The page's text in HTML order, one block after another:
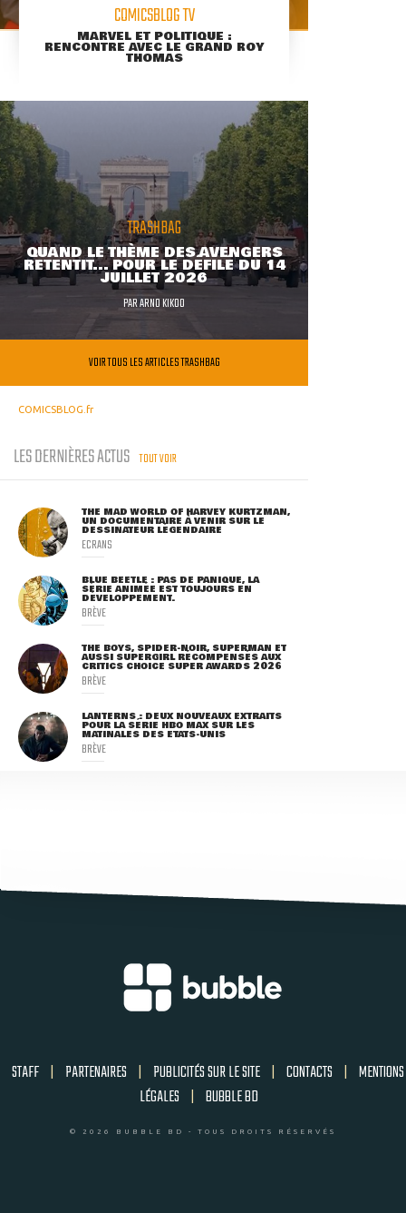
COMICSBLOG TV
MARVEL ET POLITIQUE :
RENCONTRE AVEC LE GRAND ROY
THOMAS
TRASHBAG
QUAND LE THÈME DES AVENGERS
RETENTIT... POUR LE DÉFILÉ DU 14
JUILLET 2026
PARARNO KIKOO
VOIR TOUS LES ARTICLES TRASHBAG
COMICSBLOG.fr
LES DERNIÈRES ACTUS TOUT VOIR
THE MAD WORLD OF HARVEY KURTZMAN,
UN DOCUMENTAIRE À VENIR SUR LE
DESSINATEUR LÉGENDAIRE
ECRANS
BLUE BEETLE : PAS DE PANIQUE, LA
SÉRIE ANIMÉE EST TOUJOURS EN
DÉVELOPPEMENT.
BRÈVE
THE BOYS, SPIDER-NOIR, SUPERMAN ET
AUSSI SUPERGIRL RÉCOMPENSÉS AUX
CRITICS CHOICE SUPER AWARDS 2026
BRÈVE
LANTERNS : DEUX NOUVEAUX EXTRAITS
POUR LA SÉRIE HBO MAX SUR LES
MATINALES DES ETATS-UNIS
BRÈVE
STAFF | PARTENAIRES | PUBLICITÉS SUR LE SITE | CONTACTS | MENTIONS
LÉGALES | BUBBLE BD
© 2026 BUBBLE BD - TOUS DROITS RÉSERVÉS